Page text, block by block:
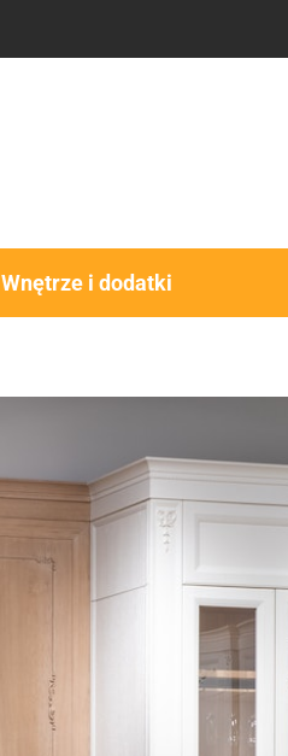
Wnętrze i dodatki